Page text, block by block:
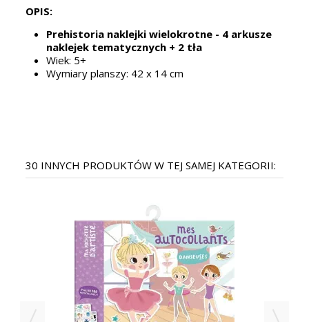
OPIS:
Prehistoria naklejki wielokrotne - 4 arkusze
naklejek tematycznych + 2 tła
Wiek: 5+
Wymiary planszy: 42 x 14 cm
30 INNYCH PRODUKTÓW W TEJ SAMEJ KATEGORII: